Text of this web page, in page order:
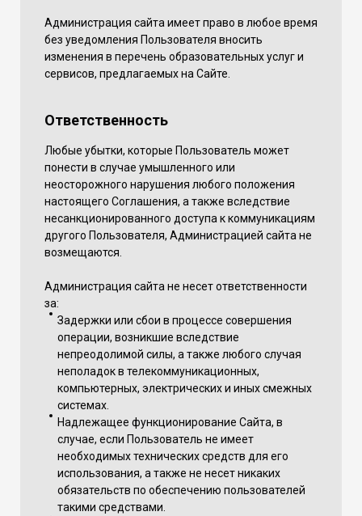
Администрация сайта имеет право в любое время
без уведомления Пользователя вносить
изменения в перечень образовательных услуг и
сервисов, предлагаемых на Сайте.
Ответственность
Любые убытки, которые Пользователь может
понести в случае умышленного или
неосторожного нарушения любого положения
настоящего Соглашения, а также вследствие
несанкционированного доступа к коммуникациям
другого Пользователя, Администрацией сайта не
возмещаются.
Администрация сайта не несет ответственности
за:
Задержки или сбои в процессе совершения
операции, возникшие вследствие
непреодолимой силы, а также любого случая
неполадок в телекоммуникационных,
компьютерных, электрических и иных смежных
системах.
Надлежащее функционирование Сайта, в
случае, если Пользователь не имеет
необходимых технических средств для его
использования, а также не несет никаких
обязательств по обеспечению пользователей
такими средствами.